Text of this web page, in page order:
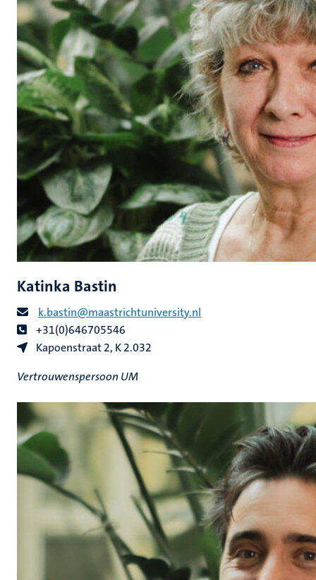
Katinka Bastin
k.bastin@maastrichtuniversity.nl
+31(0)646705546
Kapoenstraat 2, K 2.032
Vertrouwenspersoon UM